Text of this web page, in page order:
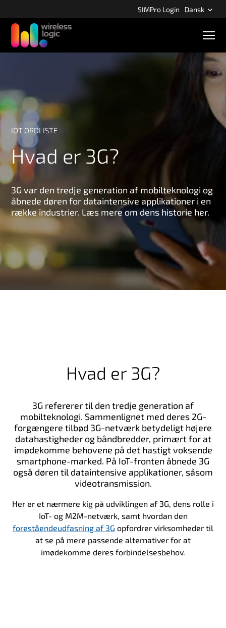
k
t
a
i
n
n
t
n
SIMPro Login Dansk
M
b
i
l
n
i
g
IOT ORDLISTE
Hvad er 3G?
3G var den tredje generation af mobilteknologi og
åbnede døren for dataintensive applikationer i en
række industrier. Læs mere om dens historie her.
Hvad er 3G?
3G refererer til den tredje generation af
mobilteknologi. Sammenlignet med deres 2G-
forgængere tilbød 3G-netværk betydeligt højere
datahastigheder og båndbredder, primært for at
imødekomme behovene på det hastigt voksende
smartphone-marked. På IoT-fronten åbnede 3G
også døren til dataintensive applikationer, såsom
videotransmission.
Her er et nærmere kig på udviklingen af 3G, dens rolle i
IoT- og M2M-netværk, samt hvordan den
foreståendeudfasning af 3G opfordrer virksomheder til
at se på mere passende alternativer for at
imødekomme deres forbindelsesbehov.